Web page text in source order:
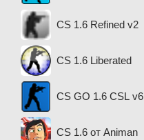
CS 1.6 Refined v2
CS 1.6 Liberated
CS GO 1.6 CSL v6
CS 1.6 от Animan